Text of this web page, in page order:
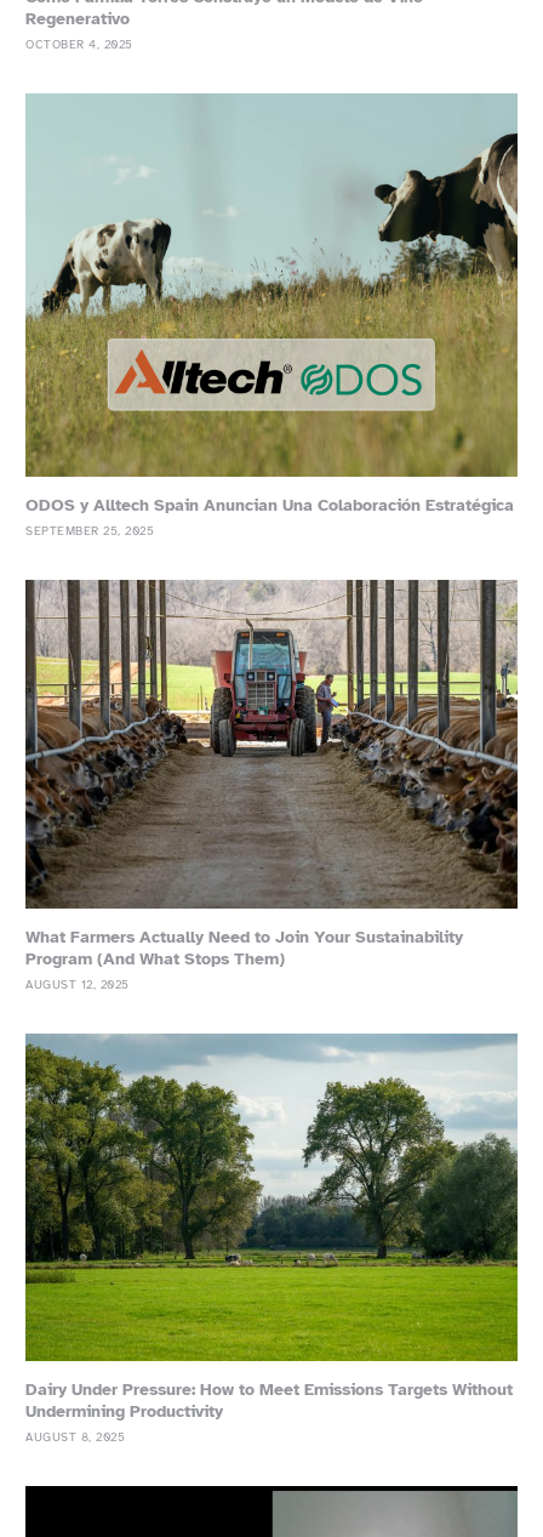
Regenerativo
OCTOBER 4, 2025
ODOS y Alltech Spain Anuncian Una Colaboración Estratégica
SEPTEMBER 25, 2025
What Farmers Actually Need to Join Your Sustainability
Program (And What Stops Them)
AUGUST 12, 2025
Dairy Under Pressure: How to Meet Emissions Targets Without
Undermining Productivity
AUGUST 8, 2025